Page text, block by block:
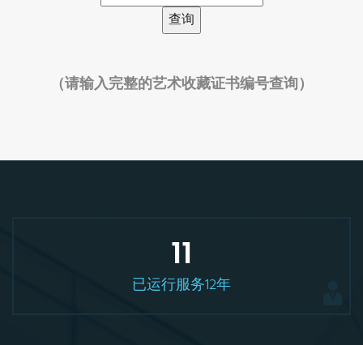
（请输入完整的艺术收藏证书编号查询）
12
已运行服务12年